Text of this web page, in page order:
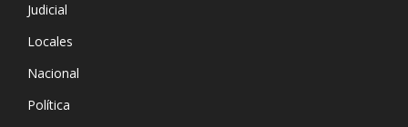
Judicial
Locales
Nacional
Política